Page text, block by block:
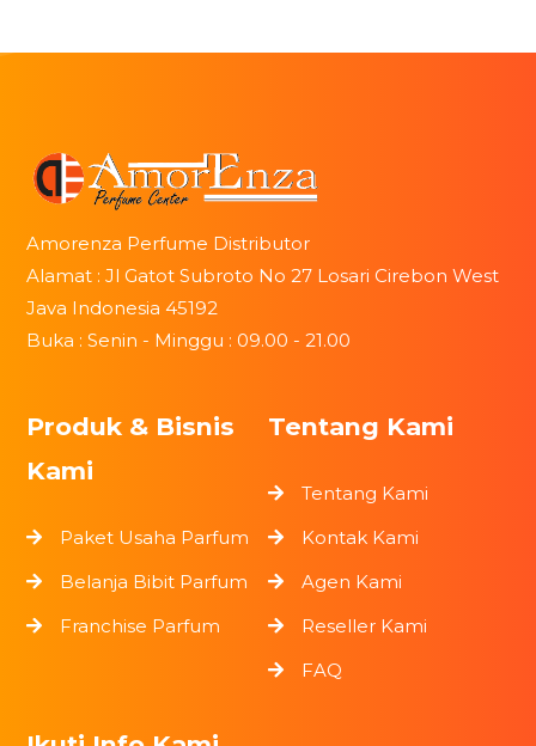
Amorenza Perfume Distributor
Alamat : Jl Gatot Subroto No 27 Losari Cirebon West
Java Indonesia 45192
Buka : Senin - Minggu : 09.00 - 21.00
Produk & Bisnis
Kami
Paket Usaha Parfum
Belanja Bibit Parfum
Franchise Parfum
Tentang Kami
Tentang Kami
Kontak Kami
Agen Kami
Reseller Kami
FAQ